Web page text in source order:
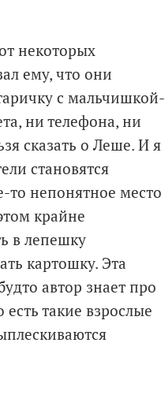
некоторых
ему, что они
с мальчишкой-
ни телефона, ни
сказать о Леше. И я
становятся
то непонятное место
крайне
в лепешку
картошку. Эта
автор знает про
такие взрослые